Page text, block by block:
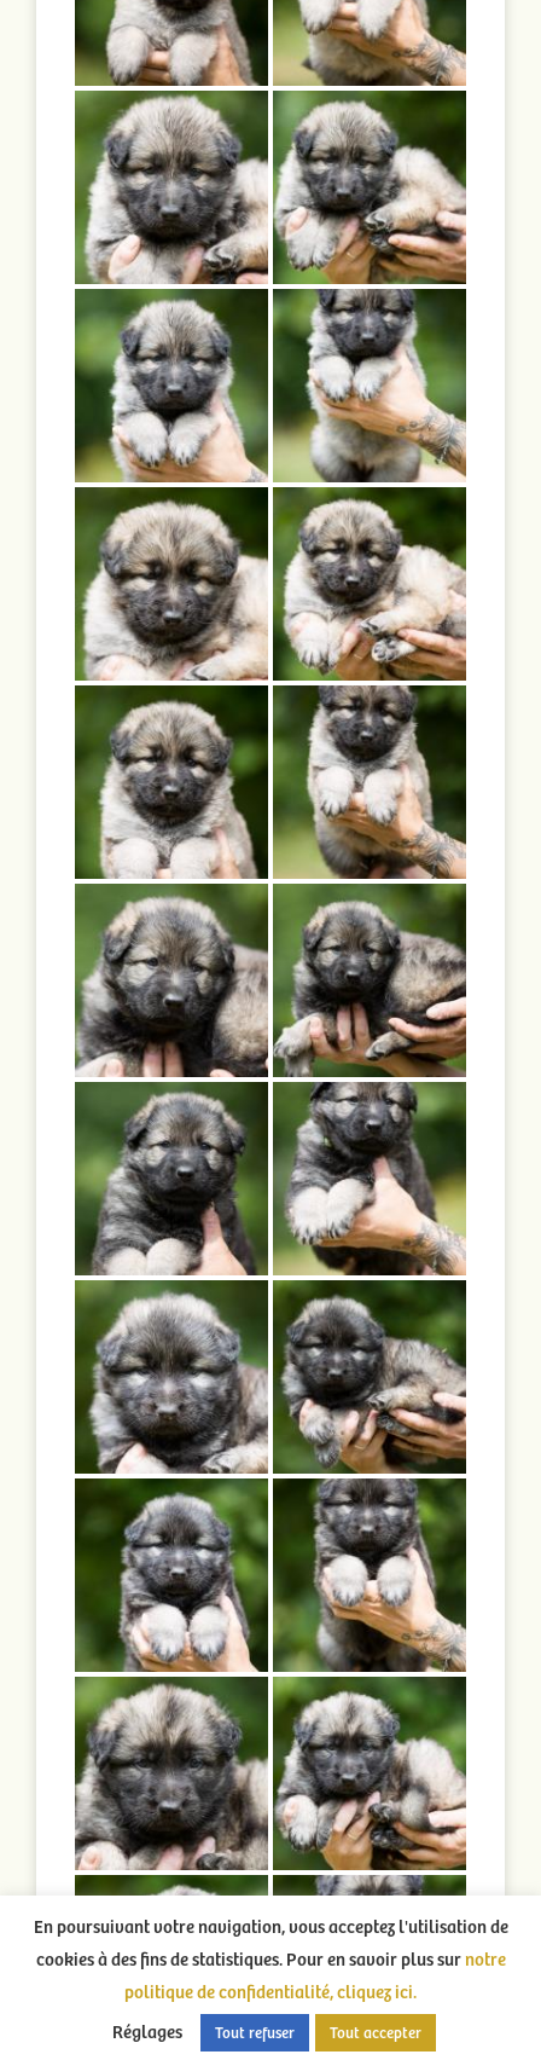
En poursuivant votre navigation, vous acceptez l'utilisation de
cookies à des fins de statistiques. Pour en savoir plus surnotre
politique de confidentialité, cliquez ici.
Réglages
Tout refuser Tout accepter